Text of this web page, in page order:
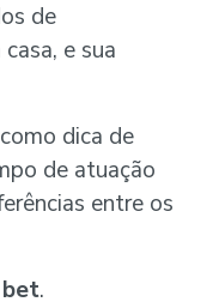
de
e sua
dica de
de atuação
entre os
bet.